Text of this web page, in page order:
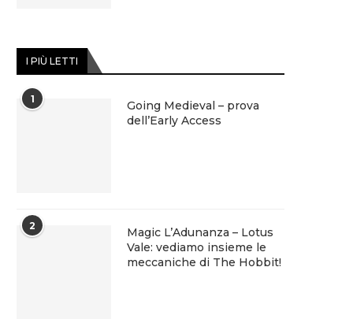
I PIÙ LETTI
1
Going Medieval – prova
dell’Early Access
2
Magic L’Adunanza – Lotus
Vale: vediamo insieme le
meccaniche di The Hobbit!